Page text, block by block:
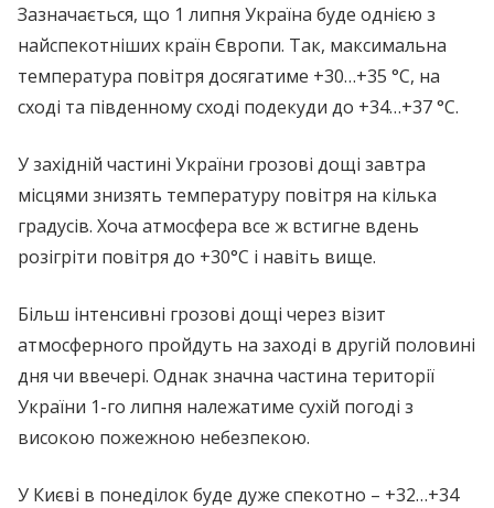
Зазначається, що 1 липня Україна буде однією з
найспекотніших країн Європи. Так, максимальна
температура повітря досягатиме +30…+35 °C, на
сході та південному сході подекуди до +34…+37 °C.
У західній частині України грозові дощі завтра
місцями знизять температуру повітря на кілька
градусів. Хоча атмосфера все ж встигне вдень
розігріти повітря до +30°C і навіть вище.
Більш інтенсивні грозові дощі через візит
атмосферного пройдуть на заході в другій половині
дня чи ввечері. Однак значна частина території
України 1-го липня належатиме сухій погоді з
високою пожежною небезпекою.
У Києві в понеділок буде дуже спекотно – +32…+34